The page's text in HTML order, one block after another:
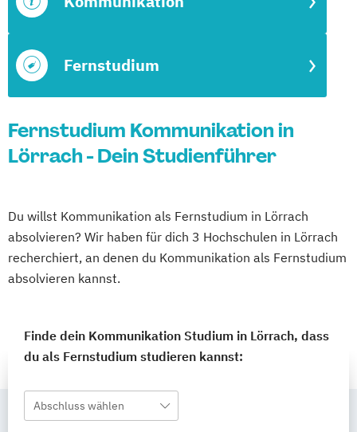
Fernstudium
Fernstudium Kommunikation in
Lörrach - Dein Studienführer
Du willst Kommunikation als Fernstudium in Lörrach
absolvieren? Wir haben für dich 3 Hochschulen in Lörrach
recherchiert, an denen du Kommunikation als Fernstudium
absolvieren kannst.
Finde dein Kommunikation Studium in Lörrach, dass
du als Fernstudium studieren kannst:
Abschluss wählen